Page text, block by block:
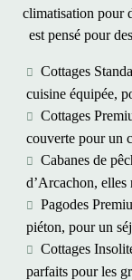
climatisation pour
est pensé pour des
Cottages
cuisine équipée,
Cottages
couverte pour un
Cabanes de
d’Arcachon, elles
Pagodes
piéton, pour un
Cottages
parfaits pour les